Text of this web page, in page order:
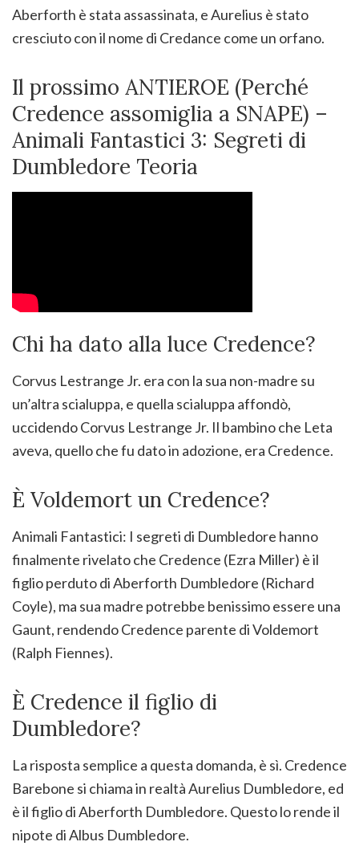
Aberforth è stata assassinata, e Aurelius è stato
cresciuto con il nome di Credance come un orfano.
Il prossimo ANTIEROE (Perché
Credence assomiglia a SNAPE) –
Animali Fantastici 3: Segreti di
Dumbledore Teoria
Chi ha dato alla luce Credence?
Corvus Lestrange Jr. era con la sua non-madre su
un’altra scialuppa, e quella scialuppa affondò,
uccidendo Corvus Lestrange Jr. Il bambino che Leta
aveva, quello che fu dato in adozione, era Credence.
È Voldemort un Credence?
Animali Fantastici: I segreti di Dumbledore hanno
finalmente rivelato che Credence (Ezra Miller) è il
figlio perduto di Aberforth Dumbledore (Richard
Coyle), ma sua madre potrebbe benissimo essere una
Gaunt, rendendo Credence parente di Voldemort
(Ralph Fiennes).
È Credence il figlio di
Dumbledore?
La risposta semplice a questa domanda, è sì. Credence
Barebone si chiama in realtà Aurelius Dumbledore, ed
è il figlio di Aberforth Dumbledore. Questo lo rende il
nipote di Albus Dumbledore.